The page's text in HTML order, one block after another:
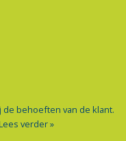
behoeften van de klant.
verder »